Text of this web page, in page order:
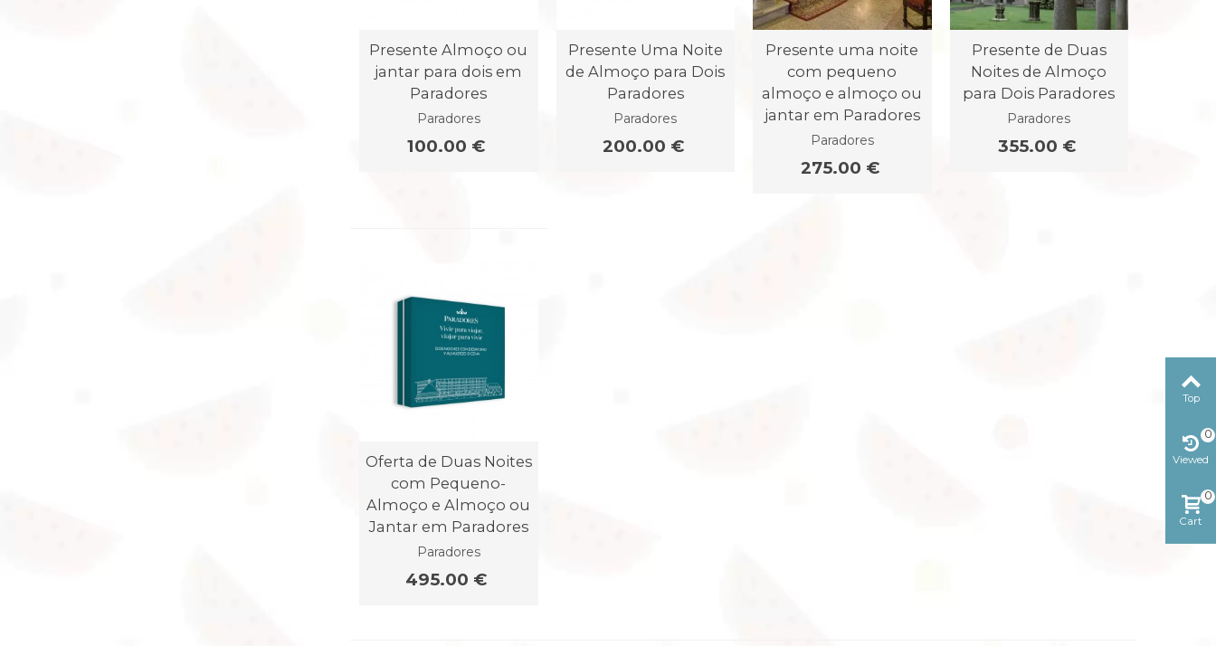
Presente Almoço ou
jantar para dois em
Paradores
Paradores
100.00 €
Presente Uma Noite
de Almoço para Dois
Paradores
Paradores
200.00 €
Presente uma noite
com pequeno
almoço e almoço ou
jantar em Paradores
Paradores
275.00 €
Presente de Duas
Noites de Almoço
para Dois Paradores
Paradores
355.00 €
Oferta de Duas Noites
com Pequeno-
Almoço e Almoço ou
Jantar em Paradores
Paradores
495.00 €
Top
Viewed
0
Cart
0